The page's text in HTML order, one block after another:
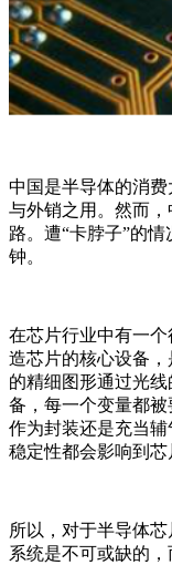
中国是半导体的消
与外销之用。然而
路。遭“卡脖子”的
钟。
在芯片行业中有一
造芯片的核心设备
的精细图形通过光
备，每一个变量都
作为封装还是充当
稳定性都会影响到芯
所以，对于半导体
系统是不可或缺的